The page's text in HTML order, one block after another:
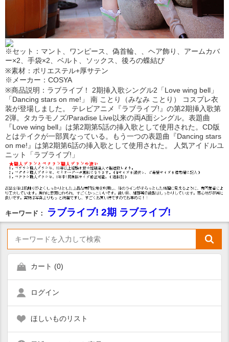
※セット：マント、ワンピース、偽首輪、、ヘア飾り、アームカバ
ー×2、手袋×2、ベルト、ソックス、後ろの蝶結び
※素材：ポリエステル+厚サテン
※メーカー：COSYA
※商品説明：ラブライブ！ 2期挿入歌シングル2「Love wing bell」
「Dancing stars on me!」 南 ことり（みなみ ことり） コスプレ衣
装が登場しました。 テレビアニメ『ラブライブ!』の第2期挿入歌第
2弾。タカラモノズ/Paradise Live以来の両A面シングル。表題曲
『Love wing bell』は第2期第5話の挿入歌として使用された。CD版
とはテイクが一部異なっている。もう一つの表題曲『Dancing stars
on me!』は第2期第6話の挿入歌として使用された。 人気アイドルユ
ニット「ラブライブ!」
キーワード： ラブライブ! 2期 ラブライブ!
カート (0)
ログイン
ほしいものリスト